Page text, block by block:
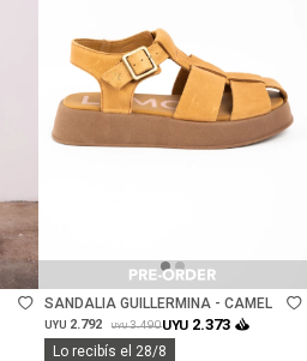
Talle
SANDALIA GUILLERMINA - CAMEL
UYU 2.792 UYU 3.490UYU 2.373
Lo recibís el 28/8